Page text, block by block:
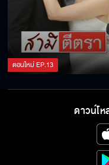
ตอนใหม่EP.13
ดาวน์โห